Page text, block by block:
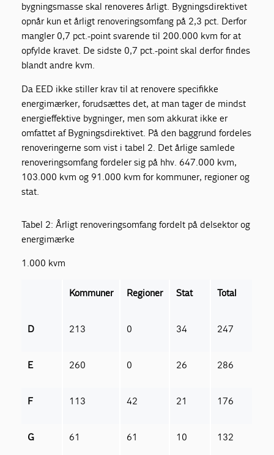
bygningsmasse skal renoveres årligt. Bygningsdirektivet
opnår kun et årligt renoveringsomfang på 2,3 pct. Derfor
mangler 0,7 pct.-point svarende til 200.000 kvm for at
opfylde kravet. De sidste 0,7 pct.-point skal derfor findes
blandt andre kvm.
Da EED ikke stiller krav til at renovere specifikke
energimærker, forudsættes det, at man tager de mindst
energieffektive bygninger, men som akkurat ikke er
omfattet af Bygningsdirektivet. På den baggrund fordeles
renoveringerne som vist i tabel 2. Det årlige samlede
renoveringsomfang fordeler sig på hhv. 647.000 kvm,
103.000 kvm og 91.000 kvm for kommuner, regioner og
stat.
Tabel 2: Årligt renoveringsomfang fordelt på delsektor og
energimærke
1.000 kvm
Kommuner Regioner Stat Total
D 213 0 34 247
E 260 0 26 286
F 113 42 21 176
G 61 61 10 132